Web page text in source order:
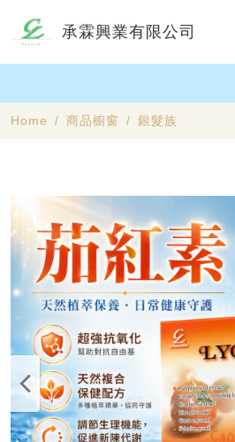
承霖興業有限公司
Home 商品櫥窗 銀髮族